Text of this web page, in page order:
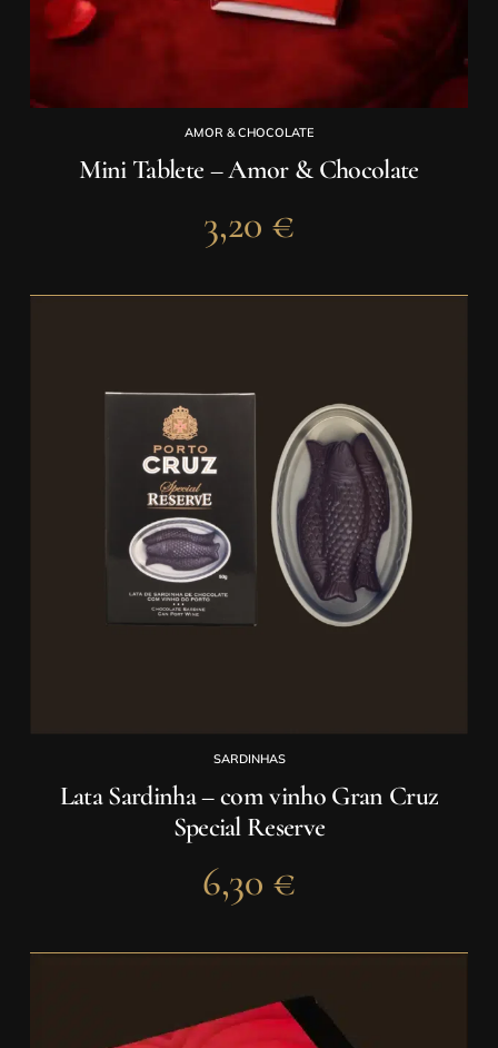
AMOR & CHOCOLATE
Mini Tablete – Amor & Chocolate
3,20 €
SARDINHAS
Lata Sardinha – com vinho Gran Cruz
Special Reserve
6,30 €